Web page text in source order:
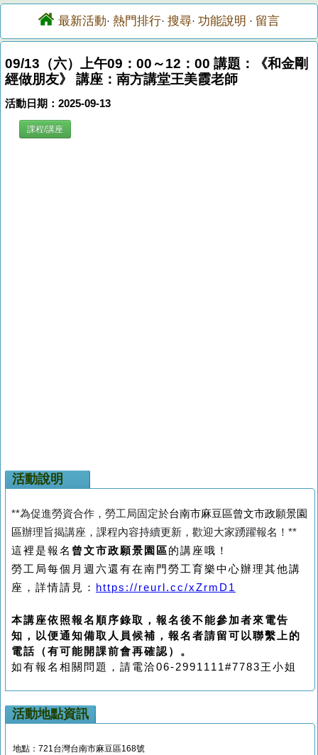
最新活動· 熱門排行· 搜尋· 功能說明 · 留言
09/13（六）上午09：00～12：00 講題：《和金剛
經做朋友》 講座：南方講堂王美霞老師
活動日期：2025-09-13
課程/講座
活動說明
**為促進勞資合作，勞工局固定於台南市麻豆區曾文市政願景園
區辦理旨揭講座，課程內容持續更新，歡迎大家踴躍報名！**
這裡是報名 曾文市政願景園區 的講座哦！
勞工局每個月週六還有在南門勞工育樂中心辦理其他講
座，詳情請見：
https://reurl.cc/xZrmD1
本講座依照報名順序錄取，報名後不能參加者來電告
知，以便通知備取人員候補，報名者請留可以聯繫上的
電話（有可能開課前會再確認）。
如有報名相關問題，請電洽06-2991111#7783王小姐
活動地點資訊
地點：721台灣台南市麻豆區168號